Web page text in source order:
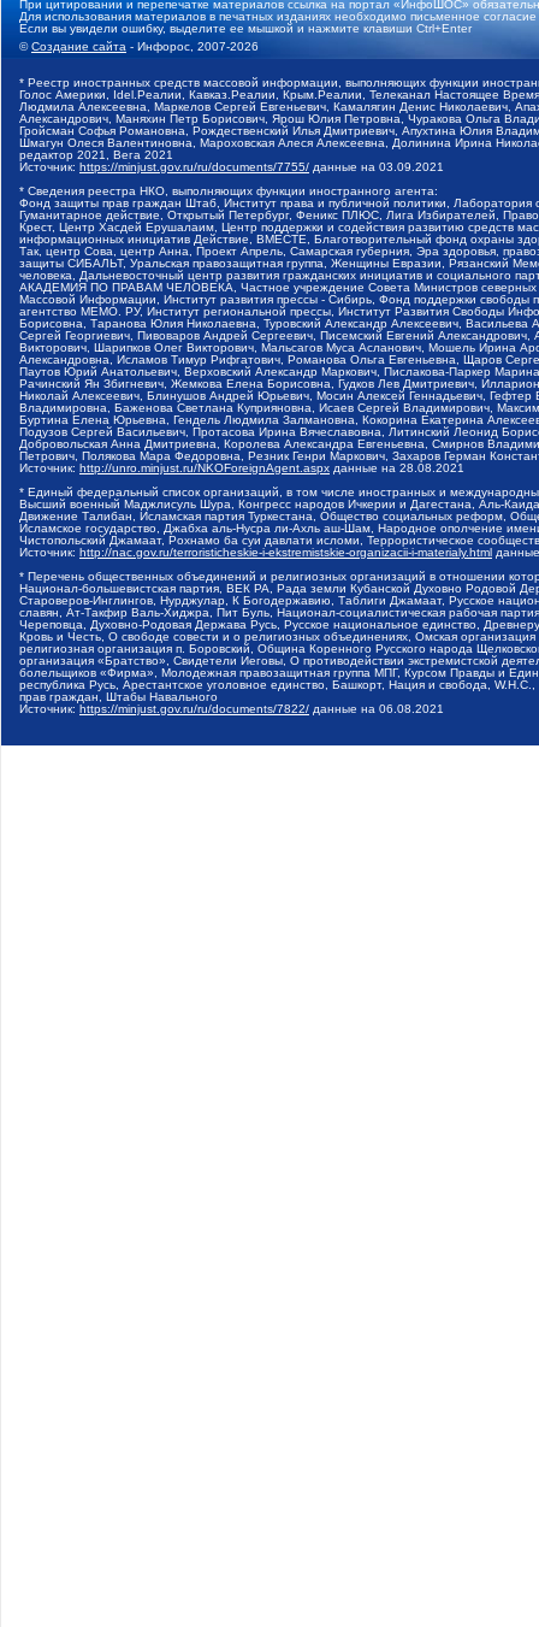
При цитировании и перепечатке материалов ссылка на портал «ИнфоШОС»
Для использования материалов в печатных изданиях необходимо письменное
Если вы увидели ошибку, выделите ее мышкой и нажмите клавиши Ctrl+Enter
©Создание сайта - Инфорос, 2007-2026
* Реестр иностранных средств массовой информации, выполняющих функции
Голос Америки, Idel.Реалии, Кавказ.Реалии, Крым.Реалии, Телеканал Настоящее
Людмила Алексеевна, Маркелов Сергей Евгеньевич, Камалягин Денис Николаевич,
Александрович, Маняхин Петр Борисович, Ярош Юлия Петровна, Чуракова Ольга
Гройсман Софья Романовна, Рождественский Илья Дмитриевич, Апухтина Юлия
Шмагун Олеся Валентиновна, Мароховская Алеся Алексеевна, Долинина Ирина
редактор 2021, Вега 2021
Источник: https://minjust.gov.ru/ru/documents/7755/ данные на 03.09.2021
* Сведения реестра НКО, выполняющих функции иностранного агента:
Фонд защиты прав граждан Штаб, Институт права и публичной политики,
Гуманитарное действие, Открытый Петербург, Феникс ПЛЮС, Лига Избирателей,
Крест, Центр Хасдей Ерушалаим, Центр поддержки и содействия развитию средств
информационных инициатив Действие, ВМЕСТЕ, Благотворительный фонд охраны
Так, центр Сова, центр Анна, Проект Апрель, Самарская губерния, Эра здоровья,
защиты СИБАЛЬТ, Уральская правозащитная группа, Женщины Евразии, Рязанский
человека, Дальневосточный центр развития гражданских инициатив и социального
АКАДЕМИЯ ПО ПРАВАМ ЧЕЛОВЕКА, Частное учреждение Совета Министров северных
Массовой Информации, Институт развития прессы - Сибирь, Фонд поддержки
агентство МЕМО. РУ, Институт региональной прессы, Институт Развития Свободы
Борисовна, Таранова Юлия Николаевна, Туровский Александр Алексеевич,
Сергей Георгиевич, Пивоваров Андрей Сергеевич, Писемский Евгений
Викторович, Шарипков Олег Викторович, Мальсагов Муса Асланович, Мошель Ирина
Александровна, Исламов Тимур Рифгатович, Романова Ольга Евгеньевна, Щаров
Паутов Юрий Анатольевич, Верховский Александр Маркович, Пислакова-Паркер
Рачинский Ян Збигневич, Жемкова Елена Борисовна, Гудков Лев Дмитриевич,
Николай Алексеевич, Блинушов Андрей Юрьевич, Мосин Алексей Геннадьевич,
Владимировна, Баженова Светлана Куприяновна, Исаев Сергей Владимирович,
Буртина Елена Юрьевна, Гендель Людмила Залмановна, Кокорина Екатерина
Подузов Сергей Васильевич, Протасова Ирина Вячеславовна, Литинский Леонид
Добровольская Анна Дмитриевна, Королева Александра Евгеньевна, Смирнов
Петрович, Полякова Мара Федоровна, Резник Генри Маркович, Захаров Герман
Источник: http://unro.minjust.ru/NKOForeignAgent.aspx данные на 28.08.2021
* Единый федеральный список организаций, в том числе иностранных и
Высший военный Маджлисуль Шура, Конгресс народов Ичкерии и Дагестана, Аль-
Движение Талибан, Исламская партия Туркестана, Общество социальных реформ,
Исламское государство, Джабха аль-Нусра ли-Ахль аш-Шам, Народное ополчение
Чистопольский Джамаат, Рохнамо ба суи давлати исломи, Террористическое
Источник: http://nac.gov.ru/terroristicheskie-i-ekstremistskie-organizacii-i-materialy.html
* Перечень общественных объединений и религиозных организаций в отношении
Национал-большевистская партия, ВЕК РА, Рада земли Кубанской Духовно Родовой
Староверов-Инглингов, Нурджулар, К Богодержавию, Таблиги Джамаат, Русское
славян, Ат-Такфир Валь-Хиджра, Пит Буль, Национал-социалистическая рабочая
Череповца, Духовно-Родовая Держава Русь, Русское национальное единство,
Кровь и Честь, О свободе совести и о религиозных объединениях, Омская
религиозная организация п. Боровский, Община Коренного Русского народа
организация «Братство», Свидетели Иеговы, О противодействии экстремистской
болельщиков «Фирма», Молодежная правозащитная группа МПГ, Курсом Правды и
республика Русь, Арестантское уголовное единство, Башкорт, Нация и свобода,
прав граждан, Штабы Навального
Источник: https://minjust.gov.ru/ru/documents/7822/ данные на 06.08.2021